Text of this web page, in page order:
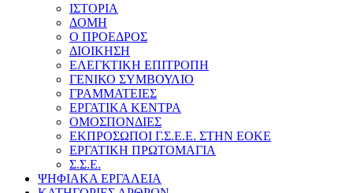
ΙΣΤΟΡΙΑ
ΔΟΜΗ
Ο ΠΡΟΕΔΡΟΣ
ΔΙΟΙΚΗΣΗ
ΕΛΕΓΚΤΙΚΗ ΕΠΙΤΡΟΠΗ
ΓΕΝΙΚΟ ΣΥΜΒΟΥΛΙΟ
ΓΡΑΜΜΑΤΕΙΕΣ
ΕΡΓΑΤΙΚΑ ΚΕΝΤΡΑ
ΟΜΟΣΠΟΝΔΙΕΣ
ΕΚΠΡΟΣΩΠΟΙ Γ.Σ.Ε.Ε. ΣΤΗΝ ΕΟΚΕ
ΕΡΓΑΤΙΚΗ ΠΡΩΤΟΜΑΓΙΑ
Σ.Σ.Ε.
ΨΗΦΙΑΚΑ ΕΡΓΑΛΕΙΑ